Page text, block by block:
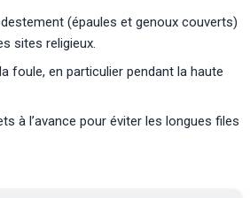
(épaules et genoux couverts)
sites religieux.
foule, en particulier pendant la haute
à l’avance pour éviter les longues files